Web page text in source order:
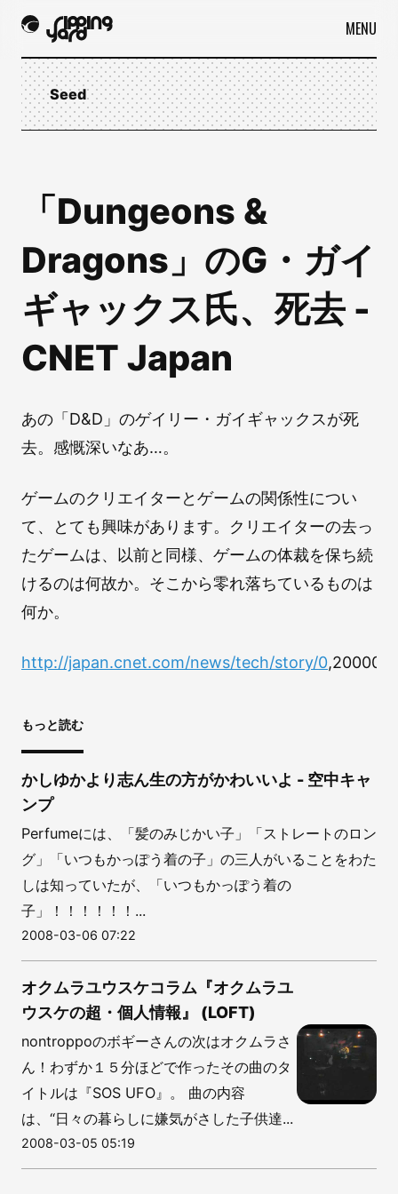
MENU
Seed
「Dungeons &
Dragons」のG・ガイ
ギャックス氏、死去 -
CNET Japan
あの「D&D」のゲイリー・ガイギャックスが死
去。感慨深いなあ…。
ゲームのクリエイターとゲームの関係性につい
て、とても興味があります。クリエイターの去っ
たゲームは、以前と同様、ゲームの体裁を保ち続
けるのは何故か。そこから零れ落ちているものは
何か。
http://japan.cnet.com/news/tech/story/0
もっと読む
かしゆかより志ん生の方がかわいいよ - 空中キャ
ンプ
Perfumeには、「髪のみじかい子」「ストレートのロン
グ」「いつもかっぽう着の子」の三人がいることをわた
しは知っていたが、「いつもかっぽう着の
子」！！！！！！...
2008-03-06 07:22
オクムラユウスケコラム『オクムラユ
ウスケの超・個人情報』 (LOFT)
nontroppoのボギーさんの次はオクムラさ
ん！わずか１５分ほどで作ったその曲のタ
イトルは『SOS UFO』。 曲の内容
は、“日々の暮らしに嫌気がさした子供達...
2008-03-05 05:19